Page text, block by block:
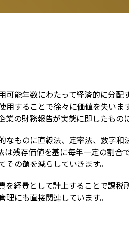
能年数にわたって経済的に分
用することで徐々に価値を失い
の財務報告が実態に即したもの
ものに直線法、定率法、数字
残存価値を基に毎年一定の割
の額を減らしていきます。
経費として計上することで課
にも直接関連しています。